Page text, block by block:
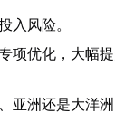
入风险。
项优化，大幅
亚洲还是大洋